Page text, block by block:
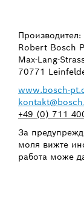
Производител:
Robert Bosch
Max-Lang-
70771
www.bosch-
+49 (0) 711
За
моля вижте
работа може